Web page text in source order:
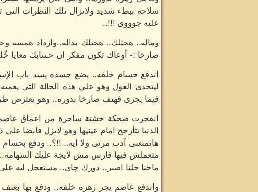
سلاحه ببطء شديد ولاتزال تلك النظرات التى
عليه جوووى !!!..
وماله.. هجتلك.. هجتلك بداله..وازداد
صارخا :- أوعاك تكون مفكر ان حسابك معايا
اندفع حسام خلفه.. يضع جسده يسد باب
ليتحدى الغول وهو على هذه الحالة التى
فيما يجرى فهتف صارخا بدوره.. وهو يعترض
انفجرت ضحكة خشنة ساخرة من اعماق عاصم
الدنيا تتأرجح امام عينيها وهو لايزل قابضا
هاتمنعنى آدب مرتى ولا ايه.. !!؟.. ودفع بحسام
متعملش فيها فارس مش لايجة عليك
ماحنا جلنا اصبر.. دورك چاى.. مستعجل ليه
واندفع عاصم يجر زهرة خلفه.. ودفع بها